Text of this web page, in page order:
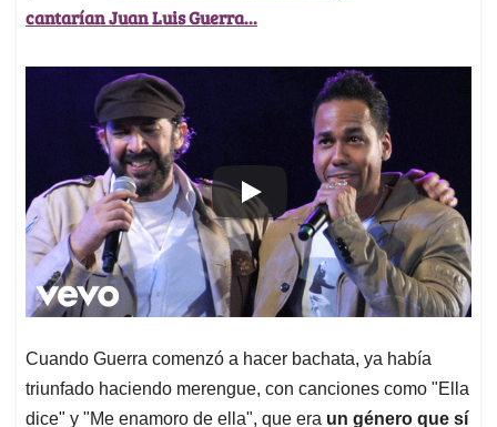
cantarían Juan Luis Guerra...
Cuando Guerra comenzó a hacer bachata, ya había
triunfado haciendo merengue, con canciones como "Ella
dice" y "Me enamoro de ella", que era un género que sí